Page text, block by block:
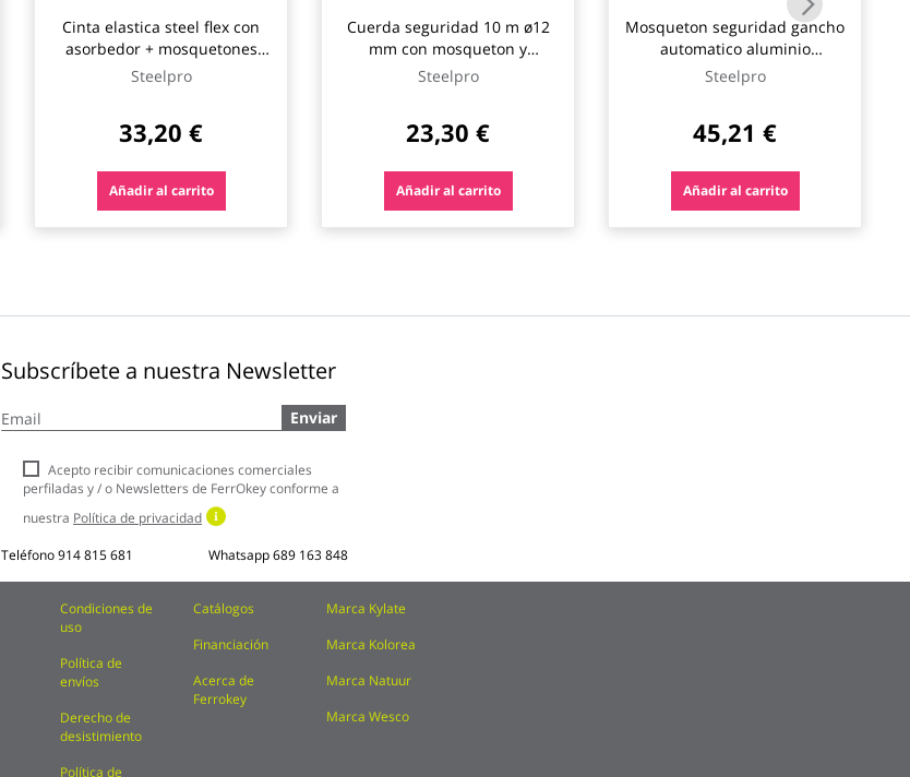
Cinta elastica steel flex con
asorbedor + mosquetones
1,50 - 1,80 m steelpro safety
Steelpro
33,20 €
Añadir al carrito
Cuerda seguridad 10 m ø12
mm con mosqueton y
guardacabos steelpro safety
Steelpro
23,30 €
Añadir al carrito
Mosqueton seguridad gancho
automatico aluminio
cormoran abertura 110 mm
steelpro safety
Steelpro
45,21 €
Añadir al carrito
Subscríbete a nuestra Newsletter
a
boletín
noticias:
Enviar
Acepto recibir comunicaciones comerciales
perfiladas y / o Newsletters de FerrOkey conforme a
nuestra Política de privacidad
Teléfono914 815 681 Whatsapp689 163 848
Condiciones de
uso
Política de
envíos
Derecho de
desistimiento
Política de
Catálogos
Financiación
Acerca de
Ferrokey
Marca Kylate
Marca Kolorea
Marca Natuur
Marca Wesco